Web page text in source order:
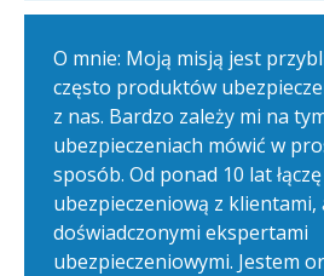
O mnie: Moją misją jest
często produktów
z nas. Bardzo zależy mi na
ubezpieczeniach mówić w
sposób. Od ponad 10 lat
ubezpieczeniową z klientami,
doświadczonymi ekspertami
ubezpieczeniowymi. Jestem